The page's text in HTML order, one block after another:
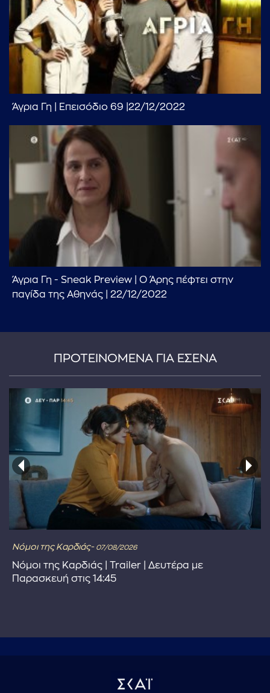
...πληκτρολογήστε κείμενο προς αναζήτηση
Άγρια Γη | Επεισόδιο 69 |22/12/2022
Άγρια Γη - Sneak Preview | Ο Άρης πέφτει στην
παγίδα της Αθηνάς | 22/12/2022
ΠΡΟΤΕΙΝΟΜΕΝΑ ΓΙΑ ΕΣΕΝΑ
Νόμοι της Καρδιάς- 07/08/2026
Νόμοι της Καρδιάς | Trailer | Δευτέρα με
Παρασκευή στις 14:45